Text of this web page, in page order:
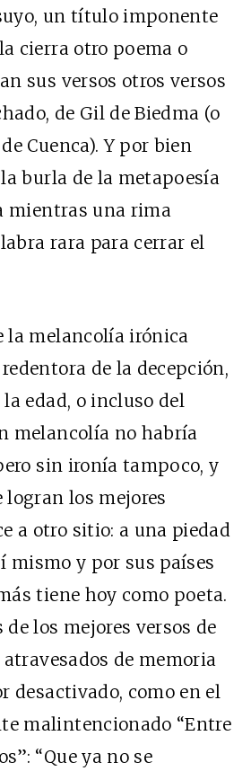
un título imponente
cierra otro poema o
sus versos otros versos
de Gil de Biedma (o
Cuenca). Y por bien
burla de la metapoesía
mientras una rima
rara para cerrar el
la melancolía irónica
de la decepción,
edad, o incluso del
melancolía no habría
sin ironía tampoco, y
logran los mejores
a otro sitio: a una piedad
mismo y por sus países
tiene hoy como poeta.
de los mejores versos de
de memoria
desactivado, como en el
malintencionado “Entre
“Que ya no se